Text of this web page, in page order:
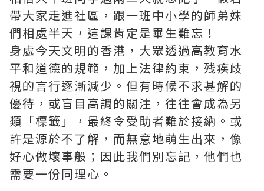
帶大家走進社區，跟一班中小學的師弟妹
們相處半天，這課肯定是畢生難忘！
身處今天文明的香港，大眾透過高教育水
平和道德的規範，加上法律約束，残疾歧
視的言行逐漸減少。但有時候不求甚解的
優待，或盲目高調的關注，往往會成為另
類「標籤」，最終令受助者難於接納。或
許是源於不了解，而無意地萌生出來，像
好心做壞事般；因此我們別忘記，他們也
需要一份同理心。